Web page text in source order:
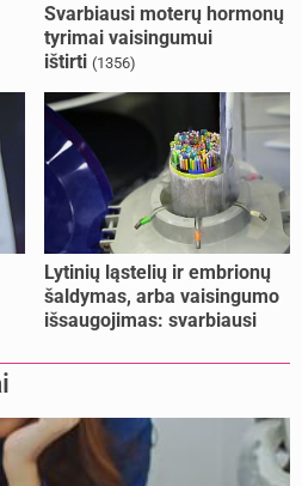
Svarbiausi moterų hormonų
tyrimai vaisingumui
ištirti (1356)
Lytinių ląstelių ir embrionų
šaldymas, arba vaisingumo
išsaugojimas: svarbiausi